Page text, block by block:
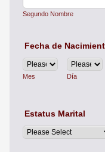
Segundo Nombre
Fecha de
Mes Día
Estatus Marital